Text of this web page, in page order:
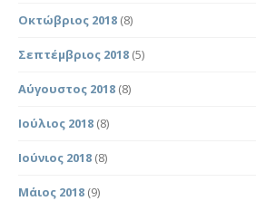
Οκτώβριος 2018 (8)
Σεπτέμβριος 2018 (5)
Αύγουστος 2018 (8)
Ιούλιος 2018 (8)
Ιούνιος 2018 (8)
Μάιος 2018 (9)